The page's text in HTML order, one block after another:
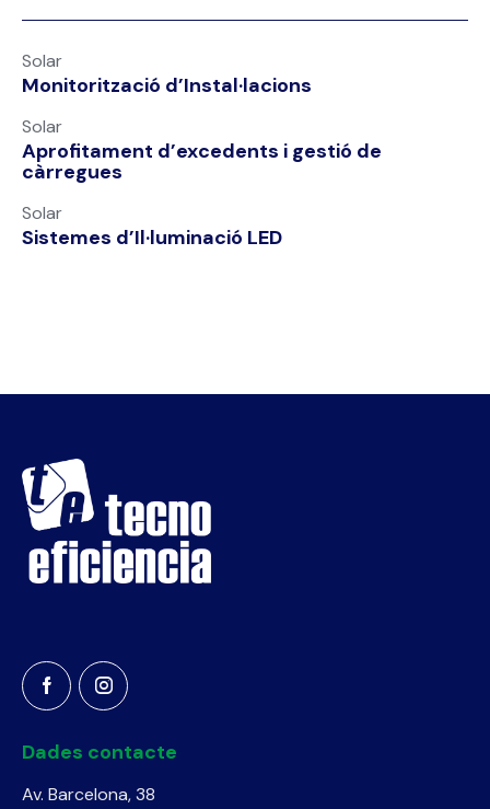
Solar
Monitorització d’Instal·lacions
Solar
Aprofitament d’excedents i gestió de
càrregues
Solar
Sistemes d’Il·luminació LED
Dades contacte
Av. Barcelona, 38